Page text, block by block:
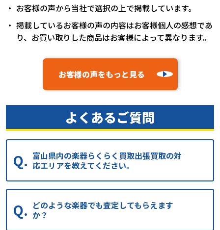
お客様の声から当社で選択の上で掲載しています。
掲載しているお客様の声の内容はお客様個人の感想であ
り、お買い取りした商品はお客様によって異なります。
お客様の声をもっと見る
よくあるご質問
富山県内の楽器らくらく買取出張買取の対
応エリアを教えてください。
どのような楽器でも査定してもらえます
か？